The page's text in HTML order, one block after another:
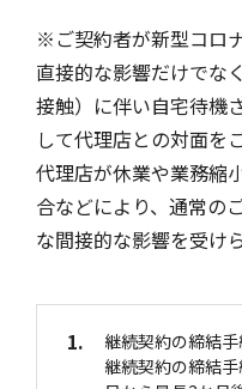
医療・介護保険
個人賠償責任保険
ペット保険
採用情報
所在地（本部・支部）
保険金の支払状況（第
会員会社等一覧
アジャスター試験
医療研修
刊行物・報告書
最新情報
協会ニュースリリース
協会からのお知らせ
相談・通報等窓口トップ
損害保険の相談窓口
他の紛争解決機関等
English
※ご契約者が新型コロ
直接的な影響だけでな
接触）に伴い自宅待機
して代理店との対面を
代理店が休業や業務縮
合などにより、通常の
な間接的な影響を受け
1.
継続契約の締結
継続契約の締結